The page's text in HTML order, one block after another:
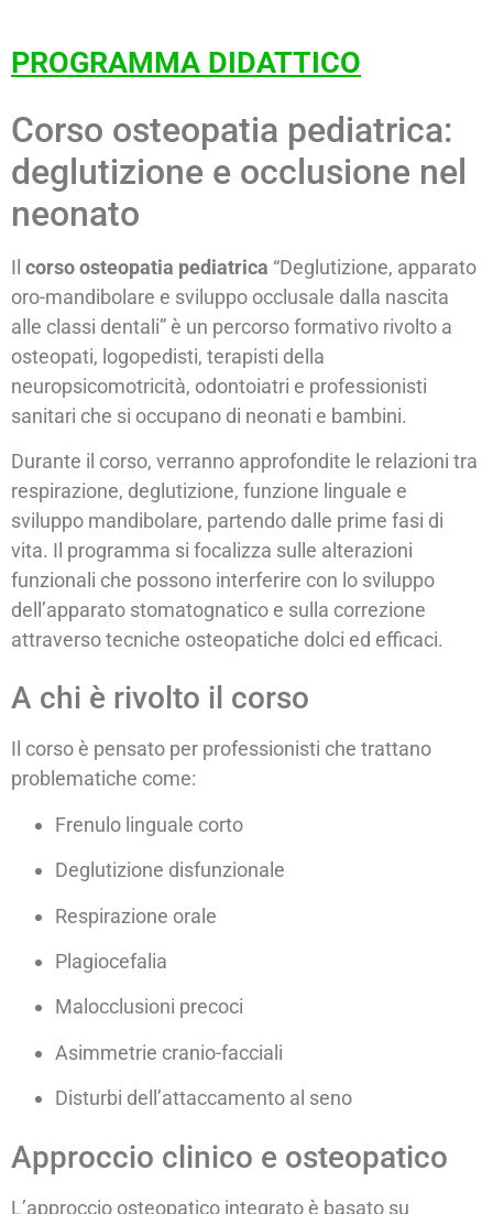
PROGRAMMA DIDATTICO
Corso osteopatia pediatrica:
deglutizione e occlusione nel
neonato
Il corso osteopatia pediatrica “Deglutizione, apparato
oro-mandibolare e sviluppo occlusale dalla nascita
alle classi dentali” è un percorso formativo rivolto a
osteopati, logopedisti, terapisti della
neuropsicomotricità, odontoiatri e professionisti
sanitari che si occupano di neonati e bambini.
Durante il corso, verranno approfondite le relazioni tra
respirazione, deglutizione, funzione linguale e
sviluppo mandibolare, partendo dalle prime fasi di
vita. Il programma si focalizza sulle alterazioni
funzionali che possono interferire con lo sviluppo
dell’apparato stomatognatico e sulla correzione
attraverso tecniche osteopatiche dolci ed efficaci.
A chi è rivolto il corso
Il corso è pensato per professionisti che trattano
problematiche come:
Frenulo linguale corto
Deglutizione disfunzionale
Respirazione orale
Plagiocefalia
Malocclusioni precoci
Asimmetrie cranio-facciali
Disturbi dell’attaccamento al seno
Approccio clinico e osteopatico
L’approccio osteopatico integrato è basato su